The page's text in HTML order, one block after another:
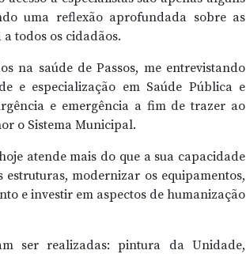
uma reflexão aprofundada sobre as
todos os cidadãos.
na saúde de Passos, me entrevistando
e especialização em Saúde Pública e
e emergência a fim de trazer ao
o Sistema Municipal.
atende mais do que a sua capacidade
modernizar os equipamentos,
e investir em aspectos de humanização
ser realizadas: pintura da Unidade,